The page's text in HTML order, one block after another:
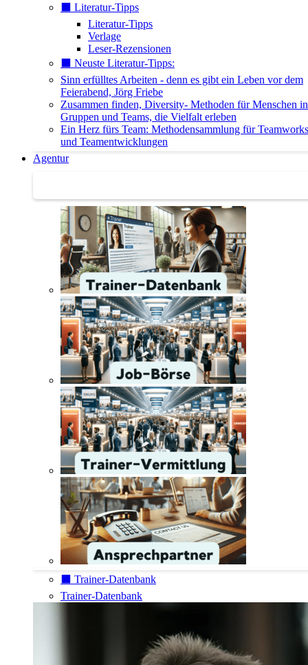
⬛️ Literatur-Tipps
Literatur-Tipps
Verlage
Leser-Rezensionen
⬛️ Neuste Literatur-Tipps:
Sinn erfülltes Arbeiten - denn es gibt ein Leben vor dem
Feierabend, Jörg Friebe
Zusammen finden, Diversity- Methoden für Menschen in
Gruppen und Teams, die Vielfalt erleben
Ein Herz fürs Team: Methodensammlung für
und Teamentwicklungen
Agentur
⬛️ Trainer-Datenbank
Trainer-Datenbank